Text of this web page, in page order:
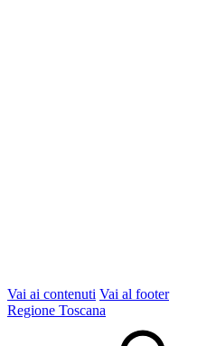
Vai ai contenuti Vai al footer
Regione Toscana